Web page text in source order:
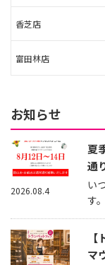
香芝店
富田林店
お知らせ
夏
通
い
す
2026.08.4
マ